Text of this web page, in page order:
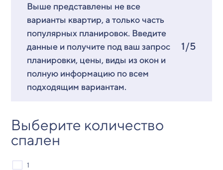
Выше представлены не все
варианты квартир, а только часть
популярных планировок. Введите
данные и получите под ваш запрос
планировки, цены, виды из окон и
полную информацию по всем
подходящим вариантам.
1/5
Выберите количество
спален
1